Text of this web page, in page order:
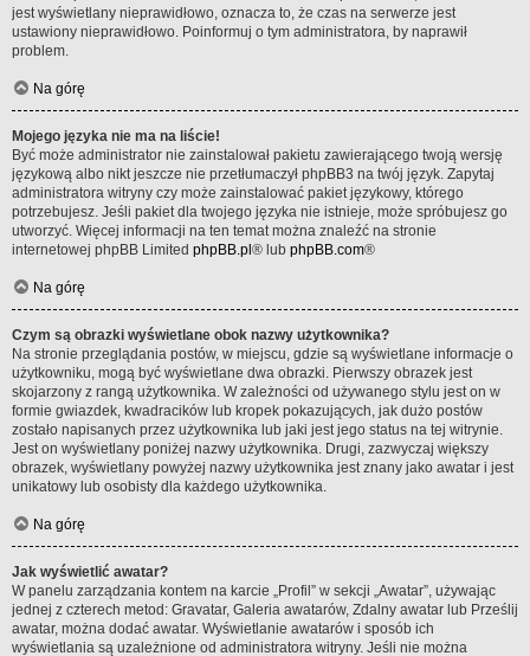
jest wyświetlany nieprawidłowo, oznacza to, że czas na serwerze jest
ustawiony nieprawidłowo. Poinformuj o tym administratora, by naprawił
problem.
Na górę
Mojego języka nie ma na liście!
Być może administrator nie zainstalował pakietu zawierającego twoją wersję
językową albo nikt jeszcze nie przetłumaczył phpBB3 na twój język. Zapytaj
administratora witryny czy może zainstalować pakiet językowy, którego
potrzebujesz. Jeśli pakiet dla twojego języka nie istnieje, może spróbujesz go
utworzyć. Więcej informacji na ten temat można znaleźć na stronie
internetowej phpBB Limited phpBB.pl ® lub phpBB.com®
Na górę
Czym są obrazki wyświetlane obok nazwy użytkownika?
Na stronie przeglądania postów, w miejscu, gdzie są wyświetlane informacje o
użytkowniku, mogą być wyświetlane dwa obrazki. Pierwszy obrazek jest
skojarzony z rangą użytkownika. W zależności od używanego stylu jest on w
formie gwiazdek, kwadracików lub kropek pokazujących, jak dużo postów
zostało napisanych przez użytkownika lub jaki jest jego status na tej witrynie.
Jest on wyświetlany poniżej nazwy użytkownika. Drugi, zazwyczaj większy
obrazek, wyświetlany powyżej nazwy użytkownika jest znany jako awatar i jest
unikatowy lub osobisty dla każdego użytkownika.
Na górę
Jak wyświetlić awatar?
W panelu zarządzania kontem na karcie „Profil” w sekcji „Awatar”, używając
jednej z czterech metod: Gravatar, Galeria awatarów, Zdalny awatar lub Prześlij
awatar, można dodać awatar. Wyświetlanie awatarów i sposób ich
wyświetlania są uzależnione od administratora witryny. Jeśli nie można